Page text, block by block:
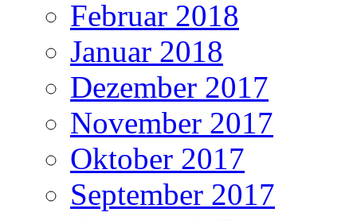
Februar 2018
Januar 2018
Dezember 2017
November 2017
Oktober 2017
September 2017